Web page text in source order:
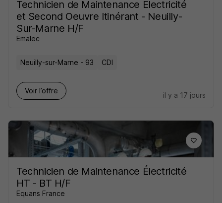
Technicien de Maintenance Électricité
et Second Oeuvre Itinérant - Neuilly-
Sur-Marne H/F
Emalec
Neuilly-sur-Marne - 93 CDI
Voir l’offre
il y a 17 jours
Technicien de Maintenance Électricité
HT - BT H/F
Equans France